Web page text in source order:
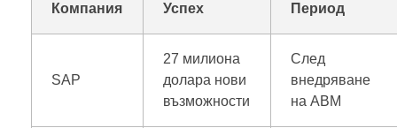
Компания Успех Период
SAP
27 милиона
долара нови
възможности
След
внедряване
на ABM